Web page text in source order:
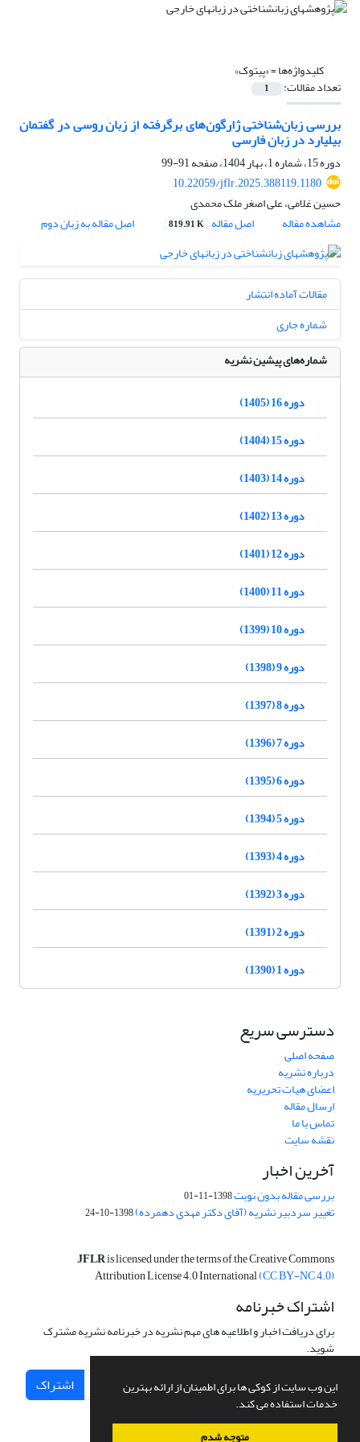
این وب سایت از کوکی ها برای اطمینان از ارائه بهترین
خدمات استفاده می کند.
متوجه شدم
کلیدواژه‌ها =«پیتوک»
تعداد مقالات: 1
بررسی زبان‌شناختی ژارگون‌های برگرفته از زبان روسی در گفتمان
بیلیارد در زبان فارسی
دوره 15، شماره 1، بهار 1404، صفحه
91-99
10.22059/jflr.2025.388119.1180
حسین غلامی، علی اصغر ملک محمدی
مشاهده مقاله
اصل مقاله 819.91 K اصل مقاله به زبان دوم
مقالات آماده انتشار
شماره جاری
شماره‌های پیشین نشریه
دوره 16 (1405)
دوره 15 (1404)
دوره 14 (1403)
دوره 13 (1402)
دوره 12 (1401)
دوره 11 (1400)
دوره 10 (1399)
دوره 9 (1398)
دوره 8 (1397)
دوره 7 (1396)
دوره 6 (1395)
دوره 5 (1394)
دوره 4 (1393)
دوره 3 (1392)
دوره 2 (1391)
دوره 1 (1390)
دسترسی سریع
صفحه اصلی
درباره نشریه
اعضای هیات تحریریه
ارسال مقاله
تماس با ما
نقشه سایت
آخرین اخبار
بررسی مقاله بدون نوبت1398-11-01
تغییر سردبیر نشریه (آقای دکتر مهدی دهمرده)1398-10-24
JFLRis licensed under the terms of the Creative Commons
Attribution License 4.0 International(CC BY-NC 4.0)
اشتراک خبرنامه
برای دریافت اخبار و اطلاعیه های مهم نشریه در خبرنامه نشریه مشترک
شوید.
اشتراک